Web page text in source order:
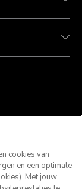
cookies van
en een optimale
Met jouw